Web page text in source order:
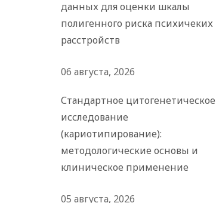
данных для оценки шкалы
полигенного риска психичеких
расстройств
06 августа, 2026
Стандартное цитогенетическое
исследование
(кариотипирование):
методологические основы и
клиническое применение
05 августа, 2026